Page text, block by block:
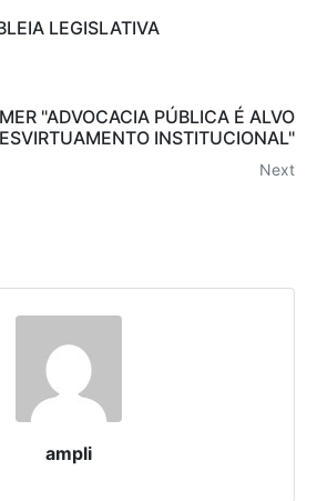
LEGISLATIVA
"ADVOCACIA PÚBLICA É ALVO
INSTITUCIONAL"
Next
ampli